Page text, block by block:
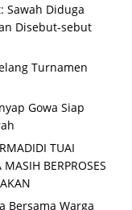
Sawah Diduga
Disebut-sebut
Turnamen
Gowa Siap
TUAI
BERPROSES
Bersama Warga